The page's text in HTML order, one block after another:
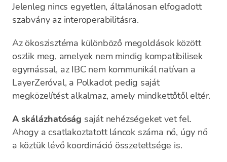
Jelenleg nincs egyetlen, általánosan elfogadott
szabvány az interoperabilitásra.
Az ökoszisztéma különböző megoldások között
oszlik meg, amelyek nem mindig kompatibilisek
egymással, az IBC nem kommunikál natívan a
LayerZeróval, a Polkadot pedig saját
megközelítést alkalmaz, amely mindkettőtől eltér.
A skálázhatóság saját nehézségeket vet fel.
Ahogy a csatlakoztatott láncok száma nő, úgy nő
a köztük lévő koordináció összetettsége is.